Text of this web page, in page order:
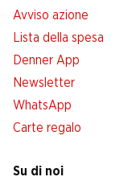
Avviso azione
Lista della spesa
Denner App
Newsletter
WhatsApp
Carte regalo
Su di noi